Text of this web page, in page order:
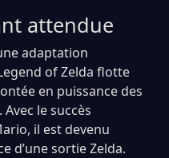
attendue
adaptation
of Zelda flotte
en puissance des
le succès
il est devenu
d’une sortie Zelda.